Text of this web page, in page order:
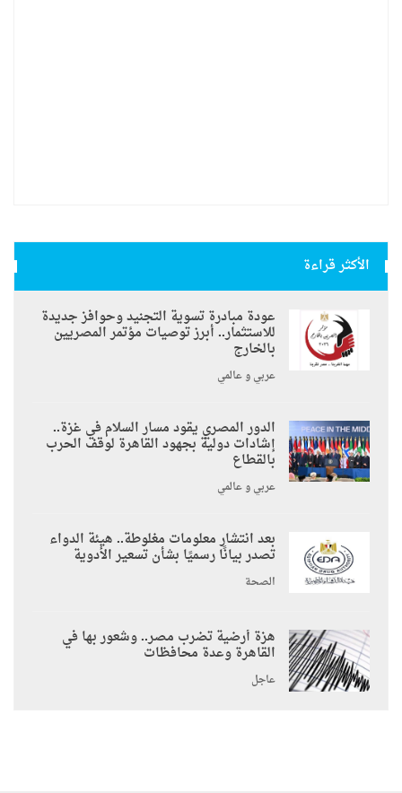
الأكثر قراءة
عودة مبادرة تسوية التجنيد وحوافز جديدة
للاستثمار.. أبرز توصيات مؤتمر المصريين
بالخارج
عربي و عالمي
الدور المصري يقود مسار السلام في غزة..
إشادات دولية بجهود القاهرة لوقف الحرب
بالقطاع
عربي و عالمي
بعد انتشار معلومات مغلوطة.. هيئة الدواء
تصدر بيانًا رسميًا بشأن تسعير الأدوية
الصحة
هزة أرضية تضرب مصر.. وشعور بها في
القاهرة وعدة محافظات
عاجل